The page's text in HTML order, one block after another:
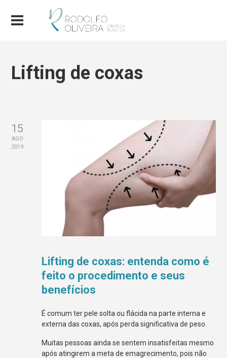
Lifting de coxas
15
AGO
2019
Lifting de coxas: entenda como é
feito o procedimento e seus
benefícios
É comum ter pele solta ou flácida na parte interna e
externa das coxas, após perda significativa de peso.
Muitas pessoas ainda se sentem insatisfeitas mesmo
após atingirem a meta de emagrecimento, pois não